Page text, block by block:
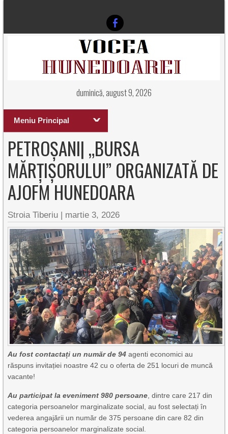
duminică, august 9, 2026
Meniu Principal
PETROȘANI| „BURSA
MĂRȚIȘORULUI” ORGANIZATĂ DE
AJOFM HUNEDOARA
Stroia Tiberiu | martie 3, 2026
Au fost contactați un număr de 94 agenti economici au
răspuns invitației noastre 42 cu o oferta de 251 locuri de muncă
vacante!
Au participat la eveniment 980 persoane, dintre care 217 din
categoria persoanelor marginalizate social, au fost selectați în
vederea angajării un număr de 375 persoane din care 82 din
categoria persoanelor marginalizate social.